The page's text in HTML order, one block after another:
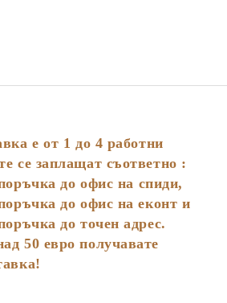
е от 1 до 4 работни
се заплащат съответно :
до офис на спиди,
до офис на еконт и
до точен адрес.
50 евро получавате